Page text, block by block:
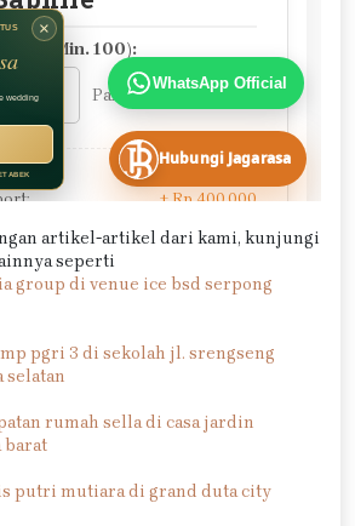
artikel-artikel dari kami, kunjungi
seperti
group di venue ice bsd serpong
pgri 3 di sekolah jl. srengseng
selatan
rumah sella di casa jardin
barat
putri mutiara di grand duta city